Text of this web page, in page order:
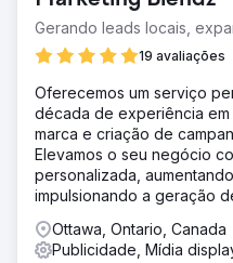
implementamos precisava
ao mesmo tempo, rastrear
comportamento entre
Solução
Desenvolvemos
produtos/conteúdos
públicos mais rentáveis.
entre dispositivos e
permissões para
permitiu medir/otimizar as
compras no cinema.
Gerando leads locais,
19 avaliações
Oferecemos um serviço
década de experiência em
marca e criação de
Elevamos o seu negócio
personalizada,
impulsionando a geração
Ottawa, Ontario, Canada
Publicidade, Mídia